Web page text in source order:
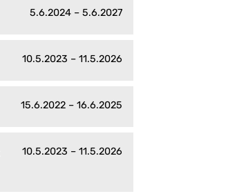
5.6.2024 – 5.6.2027
10.5.2023 – 11.5.2026
15.6.2022 – 16.6.2025
10.5.2023 – 11.5.2026